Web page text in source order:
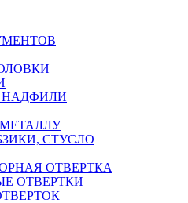
СТУСЛО
ОТВЕРТКА
ОТВЕРТКИ